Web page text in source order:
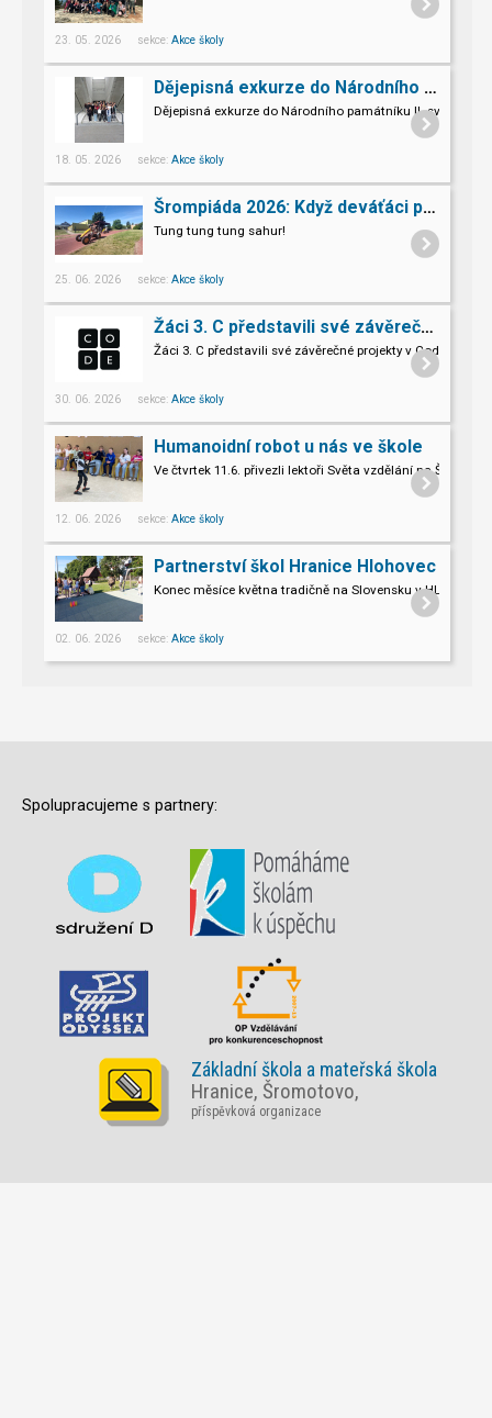
23. 05. 2026 sekce: Akce školy
Dějepisná exkurze do Národního památníku II. sv. války v Hrabyni
Dějepisná exkurze do Národního památníku II. světové
18. 05. 2026 sekce: Akce školy
Šrompiáda 2026: Když deváťáci převzali velení
Tung tung tung sahur!
25. 06. 2026 sekce: Akce školy
Žáci 3. C představili své závěrečné projekty v Code.org
Žáci 3. C představili své závěrečné projekty v Code.org
30. 06. 2026 sekce: Akce školy
Humanoidní robot u nás ve škole
Ve čtvrtek 11.6. přivezli lektoři Světa vzdělání na
Pro naše třeťáky a páťáky to byl opravdu nevšední zážitek.
12. 06. 2026 sekce: Akce školy
Partnerství škol Hranice Hlohovec
Konec měsíce května tradičně na Slovensku v HLOHOVCI!
02. 06. 2026 sekce: Akce školy
Spolupracujeme s partnery:
Základní škola a mateřská škola
Hranice, Šromotovo,
příspěvková organizace